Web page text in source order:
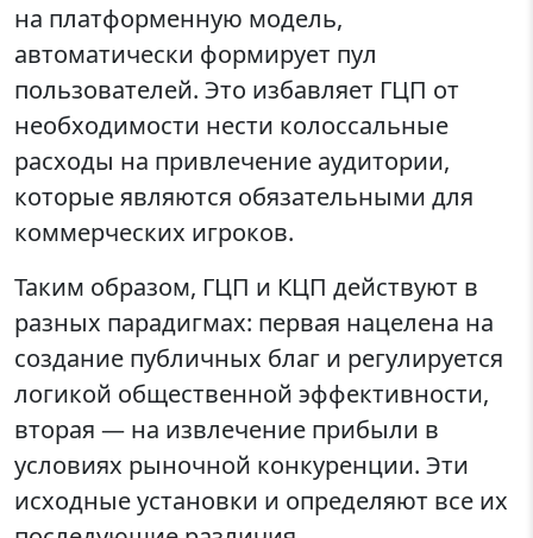
на платформенную модель,
автоматически формирует пул
пользователей. Это избавляет ГЦП от
необходимости нести колоссальные
расходы на привлечение аудитории,
которые являются обязательными для
коммерческих игроков.
Таким образом, ГЦП и КЦП действуют в
разных парадигмах: первая нацелена на
создание публичных благ и регулируется
логикой общественной эффективности,
вторая — на извлечение прибыли в
условиях рыночной конкуренции. Эти
исходные установки и определяют все их